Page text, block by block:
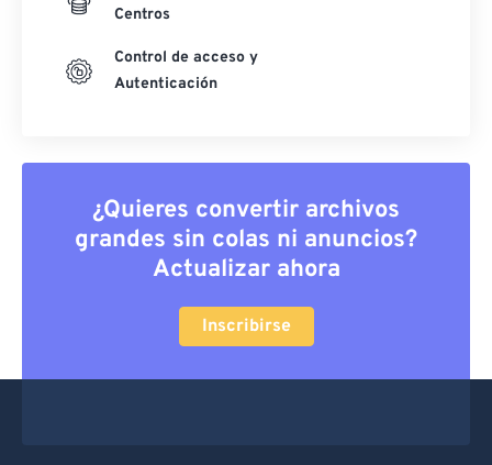
Centros
Control de acceso y
Autenticación
¿Quieres convertir archivos
grandes sin colas ni anuncios?
Actualizar ahora
Inscribirse